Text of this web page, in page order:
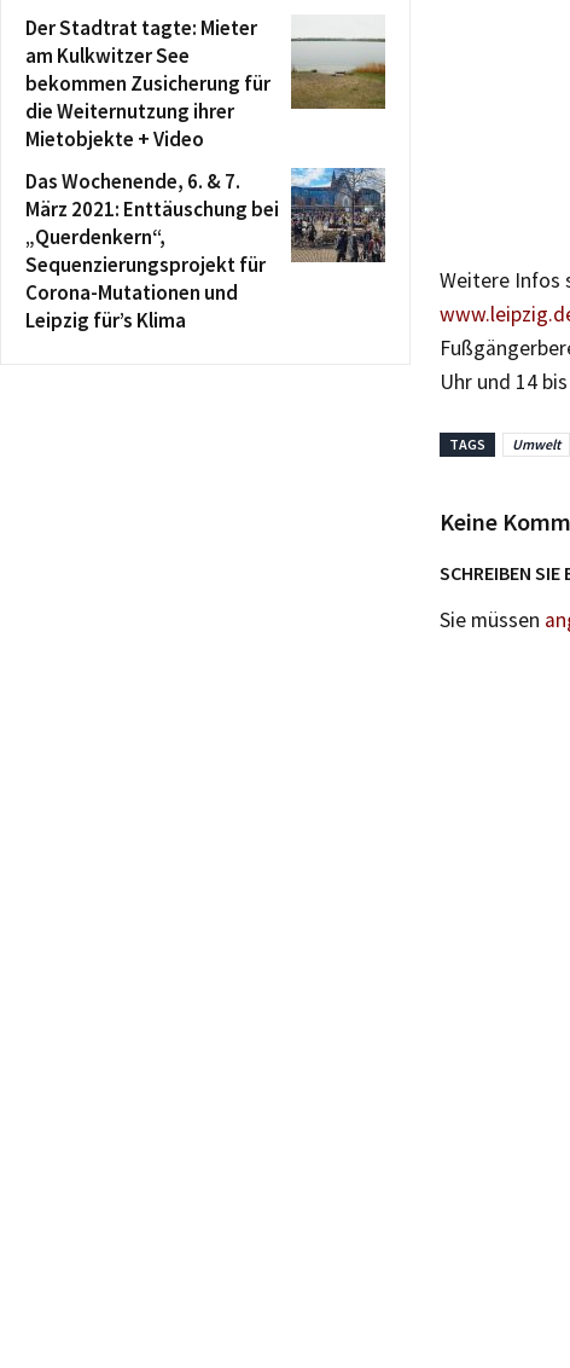
Weitere Infos
Uhr und 14
TAGS Umwelt
Keine
SCHREIBEN SIE
Sie müssen
Der Stadtrat tagte: Mieter
am Kulkwitzer See
bekommen Zusicherung für
die Weiternutzung ihrer
Mietobjekte + Video
Das Wochenende, 6. & 7.
März 2021: Enttäuschung bei
„Querdenkern“,
Sequenzierungsprojekt für
Corona-Mutationen und
Leipzig für’s Klima